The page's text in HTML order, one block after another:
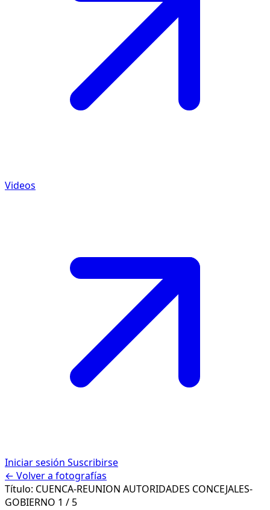
Videos
Iniciar sesión Suscribirse
← Volver a fotografías
Título: CUENCA-REUNION AUTORIDADES CONCEJALES-
GOBIERNO 1 / 5